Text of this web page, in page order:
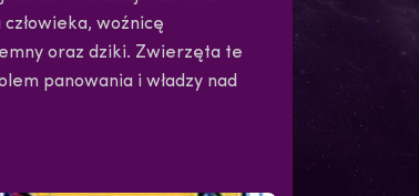
woźnicę
oraz dziki. Zwierzęta te
panowania i władzy nad